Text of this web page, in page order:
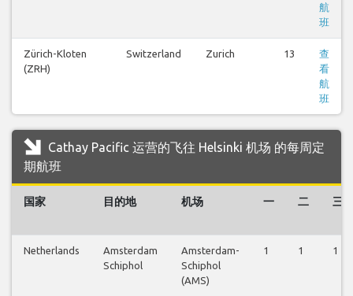
航
班
Zürich-Kloten
(ZRH)
Switzerland Zurich 13
查
看
航
班
Cathay Pacific 运营的飞往 Helsinki 机场 的每周定
期航班
国家 目的地 机场 一 二 三
Netherlands
Amsterdam
Schiphol
Amsterdam-
Schiphol
(AMS)
1 1 1